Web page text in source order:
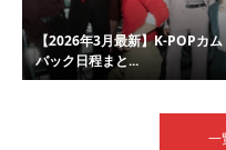
【2026年3月最新】K-POPカム
バック日程まと...
一